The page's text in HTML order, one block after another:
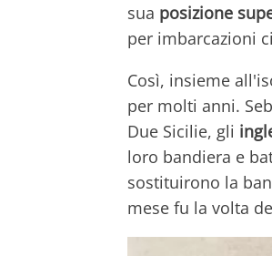
sua posizione
per imbarcazioni
Così, insieme
per molti anni.
Due Sicilie, gli
loro bandiera e
sostituirono la
mese fu la volta